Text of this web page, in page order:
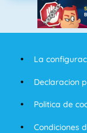
La
Declaracion
Politica de
Condiciones